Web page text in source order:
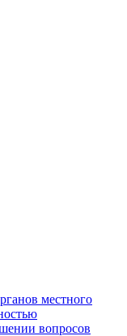
местного
вопросов